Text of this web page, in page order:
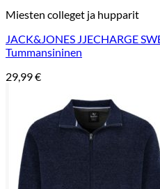
Miesten colleget ja hupparit
JACK&JONES JJECHARGE
Tummansininen
29,99€